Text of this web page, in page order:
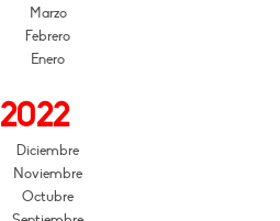
Marzo
Febrero
Enero
2022
Diciembre
Noviembre
Octubre